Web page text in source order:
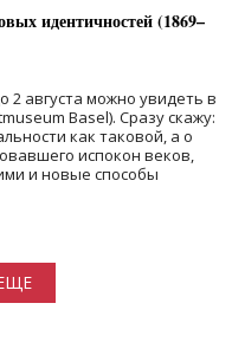
идентичностей (1869–
2 августа можно увидеть в
Basel). Сразу скажу:
как таковой, а о
испокон веков,
и новые способы